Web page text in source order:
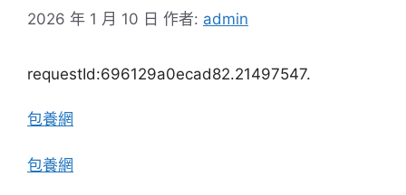
2026 年 1 月 10 日 作者: admin
requestId:696129a0ecad82.21497547.
包養網
包養網